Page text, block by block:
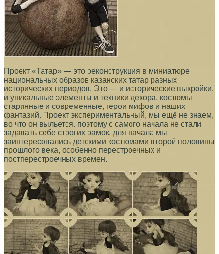
Проект «Татар» — это реконструкция в миниатюре
национальных образов казанских татар разных
исторических периодов. Это — и исторические выкройки,
и уникальные элементы и техники декора, костюмы
старинные и современные, герои мифов и наших
фантазий. Проект экспериментальный, мы ещё не знаем,
во что он выльется, поэтому с самого начала не стали
задавать себе строгих рамок, для начала мы
заинтересовались детскими костюмами второй половины
прошлого века, особенно перестроечных и
постперестроечных времен.